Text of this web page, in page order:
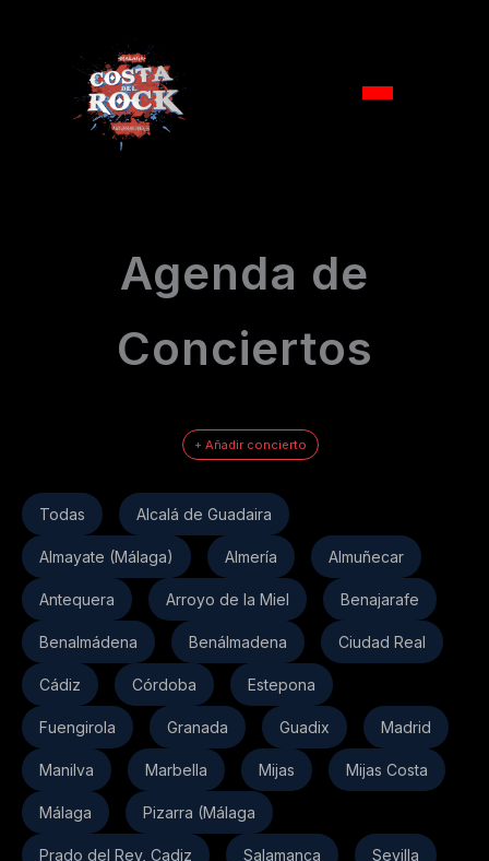
Agenda de
Conciertos
+ Añadir concierto
Todas Alcalá de Guadaira
Almayate (Málaga) Almería Almuñecar
Antequera Arroyo de la Miel Benajarafe
Benalmádena Benálmadena Ciudad Real
Cádiz Córdoba Estepona
Fuengirola Granada Guadix Madrid
Manilva Marbella Mijas Mijas Costa
Málaga Pizarra (Málaga
Prado del Rey, Cadiz Salamanca Sevilla